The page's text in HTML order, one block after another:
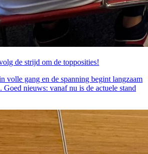
de strijd om de topposities!
volle gang en de spanning begint langzaam
Goed nieuws: vanaf nu is de actuele stand